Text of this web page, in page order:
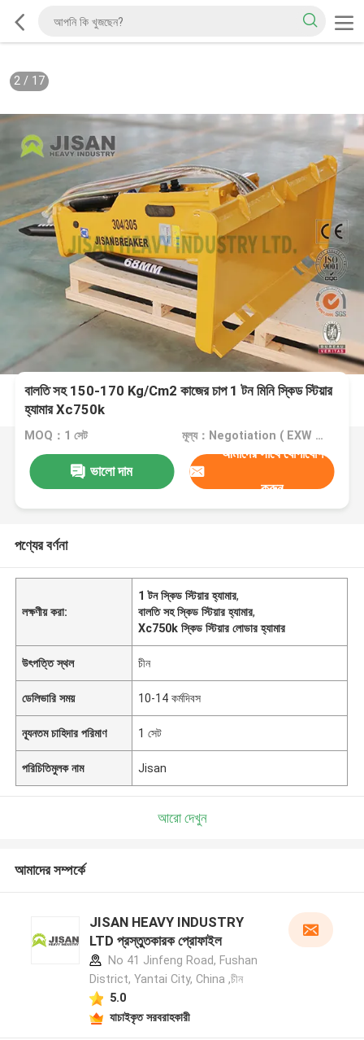
2/ 17
বালতি সহ 150-170 Kg/Cm2 কাজের চাপ 1 টন মিনি স্কিড স্টিয়ার
হ্যামার Xc750k
MOQ：1 সেট মূল্য：Negotiation ( EXW , FOB or CIF price )
ভালো দাম
আমাদের সাথে যোগাযোগ
করুন
পণ্যের বর্ণনা
লক্ষণীয় করা:
1 টন স্কিড স্টিয়ার হ্যামার,
বালতি সহ স্কিড স্টিয়ার হ্যামার,
Xc750k স্কিড স্টিয়ার লোডার হ্যামার
উৎপত্তি স্থল চীন
ডেলিভারি সময় 10-14 কর্মদিবস
ন্যূনতম চাহিদার পরিমাণ 1 সেট
পরিচিতিমুলক নাম Jisan
আরো দেখুন
আমাদের সম্পর্কে
JISAN HEAVY INDUSTRY
LTD প্রস্তুতকারক প্রোফাইল
No 41 Jinfeng Road, Fushan
District, Yantai City, China ,চীন
5.0
যাচাইকৃত সরবরাহকারী